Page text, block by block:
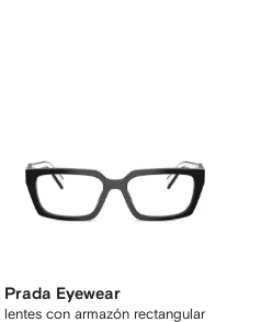
Prada Eyewear
lentes con armazón rectangular